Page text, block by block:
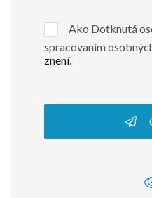
Ako Dotknutá
spracovaním
znení.